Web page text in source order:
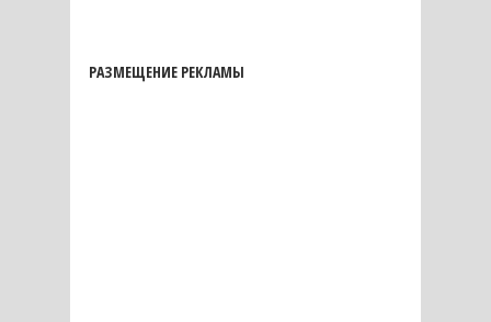
РАЗМЕЩЕНИЕ РЕКЛАМЫ